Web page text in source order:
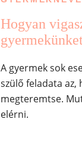
Hogyan
A gyermek sok
szülő feladata az,
megteremtse.
elérni.